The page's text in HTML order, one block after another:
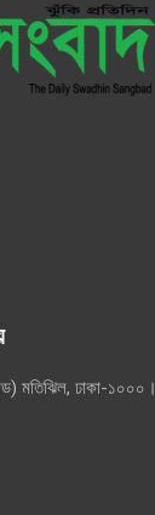
মতিঝিল, ঢাকা-১০০০।